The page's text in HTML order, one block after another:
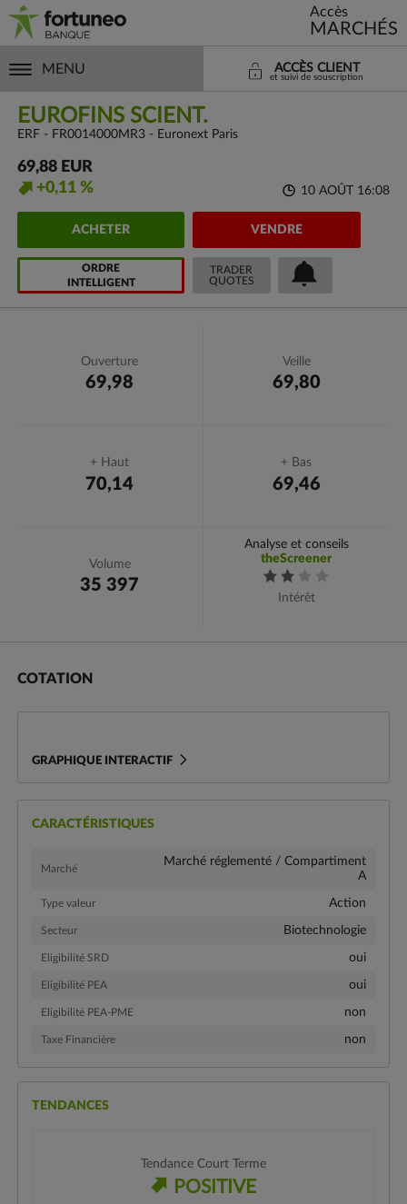
Accès
MARCHÉS
MENU ACCÈS CLIENT
et suivi de souscription
EUROFINS SCIENT.
ERF - FR0014000MR3 - Euronext Paris
69,88 EUR
+0,11 %
10 AOÛT 16:08
ACHETER VENDRE
ORDRE
INTELLIGENT
TRADER
QUOTES
Ouverture
69,98
Veille
69,80
+ Haut
70,14
+ Bas
69,46
Volume
35 397
Analyse et conseils
theScreener
Intérêt
COTATION
GRAPHIQUE INTERACTIF
CARACTÉRISTIQUES
Marché
Marché réglementé / Compartiment
A
Type valeur Action
Secteur Biotechnologie
Eligibilité SRD oui
Eligibilité PEA oui
Eligibilité PEA-PME non
Taxe Financière non
TENDANCES
Tendance Court Terme
POSITIVE